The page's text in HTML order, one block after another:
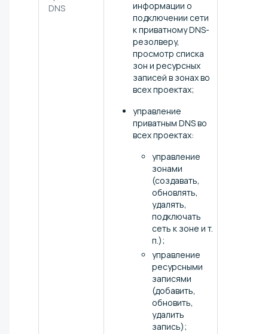
DNS
информации о
подключении сети
к приватному DNS-
резолверу,
просмотр списка
зон и ресурсных
записей в зонах во
всех проектах;
управление
приватным DNS во
всех проектах:
управление
зонами
(создавать,
обновлять,
удалять,
подключать
сеть к зоне и т.
п.);
управление
ресурсными
записями
(добавить,
обновить,
удалить
запись);